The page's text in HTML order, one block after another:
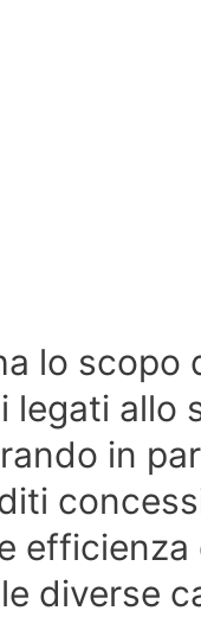
lo scopo
allo
in
diverse